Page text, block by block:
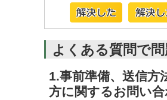
よくある質問で
1.事前準備、送信方
方に関するお問い